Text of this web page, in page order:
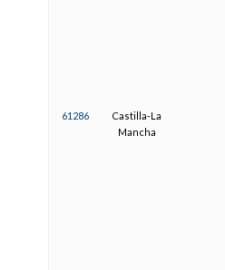
61286
Castilla-La
Mancha